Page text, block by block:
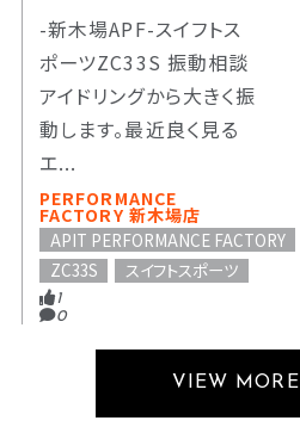
-新木場APF-スイフトス
ポーツZC33S 振動相談
アイドリングから大きく振
動します。最近良く見る
エ...
PERFORMANCE
FACTORY 新木場店
APIT PERFORMANCE FACTORY
ZC33S
スイフトスポーツ
1
0
VIEW MORE